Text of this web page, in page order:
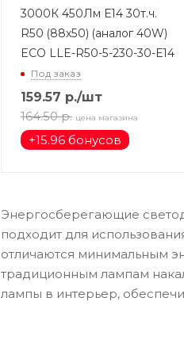
3000К 450Лм Е14 30т.ч.
R50 (88х50) (аналог 40W)
ECO LLE-R50-5-230-30-E14
Под заказ
159.57 р./шт
164.50 р. цена магазина
+15.96 бонусов
Энергосберегающие
подходит для
отличаются минимальным
традиционным лампам
лампы в интерьер,